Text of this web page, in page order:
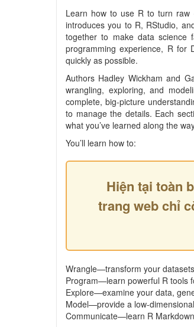
Learn how to use R to turn raw
introduces you to R, RStudio,
together to make data science
programming experience, R for
quickly as possible.
Authors Hadley Wickham and
wrangling, exploring, and
complete, big-picture
to manage the details. Each
what you’ve learned along the
You’ll learn how to:
Hiện tại toàn
trang web chỉ
Wrangle—transform your
Program—learn powerful R tools
Explore—examine your data,
Model—provide a low-
Communicate—learn R